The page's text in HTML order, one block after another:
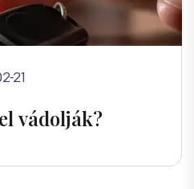
21
vádolják?